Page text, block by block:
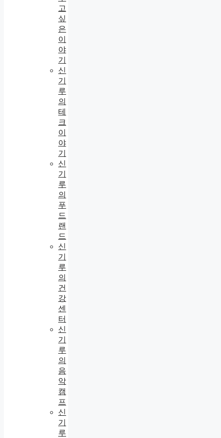
고
싶
은
이
야
기
신
기
루
의
테
크
이
야
기
신
기
루
의
푸
드
랜
드
신
기
루
의
건
강
센
터
신
기
루
의
음
악
캠
프
신
기
루